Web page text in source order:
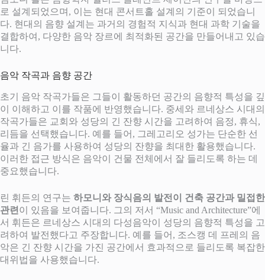
로 설계되었으며, 이는 현대 콘서트홀 설계의 기준이 되었습니
다. 현대의 음향 설계는 과거의 경험적 지식과 현대 과학 기술을
결합하여, 다양한 음악 장르에 최적화된 공간을 만들어내고 있습
니다.
음악 작곡과 음향 공간
초기 음악 작곡가들은 그들이 활동하던 공간의 음향적 특성을 깊
이 이해하고 이를 작품에 반영했습니다. 중세와 르네상스 시대의
작곡가들은 교회와 성당의 긴 잔향 시간을 고려하여 음정, 휴식,
리듬을 선택했습니다. 예를 들어, 그레고리오 성가는 단순한 선
율과 긴 음가를 사용하여 성당의 잔향을 최대한 활용했습니다.
이러한 접근 방식은 음악이 건물 전체에서 잘 들리도록 하는 데
중요했습니다.
린 휘든의 연구는 하모니와 장식음의 발전이 건축 공간과 밀접한
관련 이 있음을 보여줍니다. 그의 저서 “Music and Architecture”에
서 휘든은 르네상스 시대의 다성음악이 성당의 음향적 특성을 고
려하여 발전했다고 주장합니다. 예를 들어, 조스캥 데 프레의 음
악은 긴 잔향 시간을 가진 공간에서 효과적으로 들리도록 복잡한
대위법을 사용했습니다.